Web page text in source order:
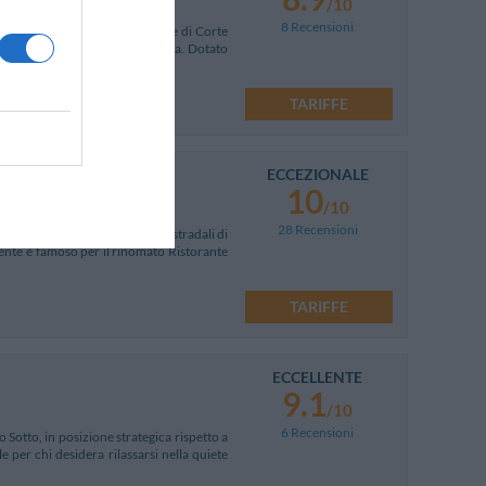
pressi della zona industriale di Corte
Parma e Reggio Emilia. Dotato
/10
8 Recensioni
TARIFFE
raggiungibile dai caselli autostradali di
è famoso per il rinomato Ristorante
ECCEZIONALE
10/10
28 Recensioni
TARIFFE
Sotto, in posizione strategica rispetto a
per chi desidera rilassarsi nella quiete
ECCELLENTE
9.1/10
6 Recensioni